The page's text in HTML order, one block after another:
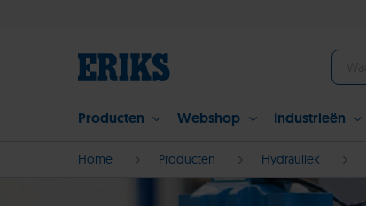
Producten Webshop Industrieën
Home Producten Hydrauliek